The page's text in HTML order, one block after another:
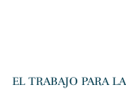
EL TRABAJO PARA